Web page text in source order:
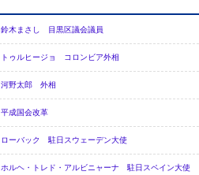
鈴木まさし 目黒区議会議員
トゥルヒージョ コロンビア外相
河野太郎 外相
平成国会改革
ローバック 駐日スウェーデン大使
ホルヘ・トレド・アルビニャーナ 駐日スペイン大使